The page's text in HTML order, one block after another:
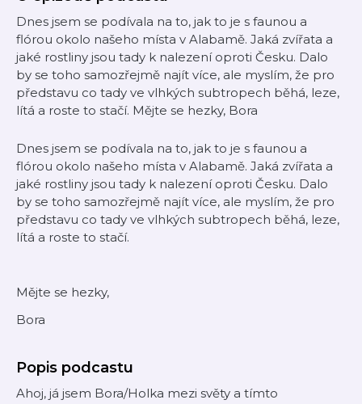
Dnes jsem se podívala na to, jak to je s faunou a
flórou okolo našeho místa v Alabamě. Jaká zvířata a
jaké rostliny jsou tady k nalezení oproti Česku. Dalo
by se toho samozřejmě najít více, ale myslím, že pro
představu co tady ve vlhkých subtropech běhá, leze,
lítá a roste to stačí. Mějte se hezky, Bora
Dnes jsem se podívala na to, jak to je s faunou a
flórou okolo našeho místa v Alabamě. Jaká zvířata a
jaké rostliny jsou tady k nalezení oproti Česku. Dalo
by se toho samozřejmě najít více, ale myslím, že pro
představu co tady ve vlhkých subtropech běhá, leze,
lítá a roste to stačí.
Mějte se hezky,
Bora
Popis podcastu
Ahoj, já jsem Bora/Holka mezi světy a tímto